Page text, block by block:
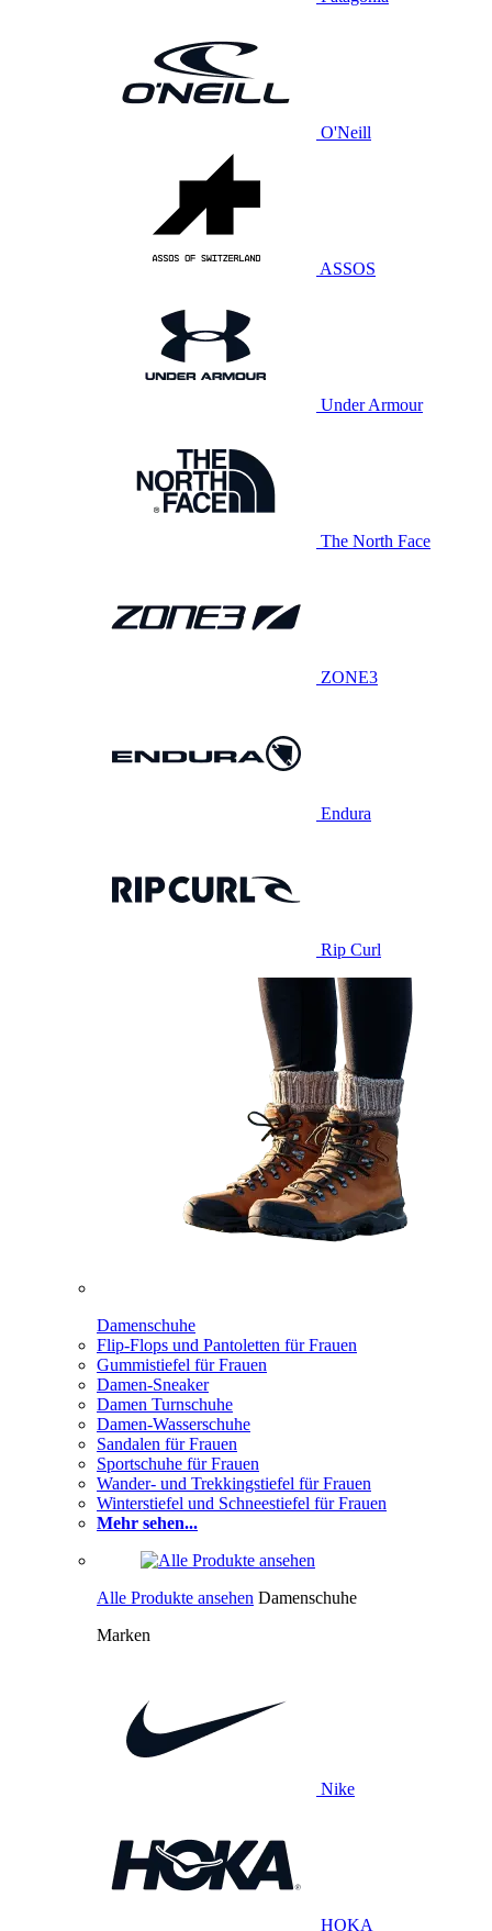
O'Neill
ASSOS
Under Armour
The North Face
ZONE3
Endura
Rip Curl
Damenschuhe
Flip-Flops und Pantoletten für Frauen
Gummistiefel für Frauen
Damen-Sneaker
Damen Turnschuhe
Damen-Wasserschuhe
Sandalen für Frauen
Sportschuhe für Frauen
Wander- und Trekkingstiefel für Frauen
Winterstiefel und Schneestiefel für Frauen
Mehr sehen...
Alle Produkte ansehen Damenschuhe
Marken
Nike
HOKA